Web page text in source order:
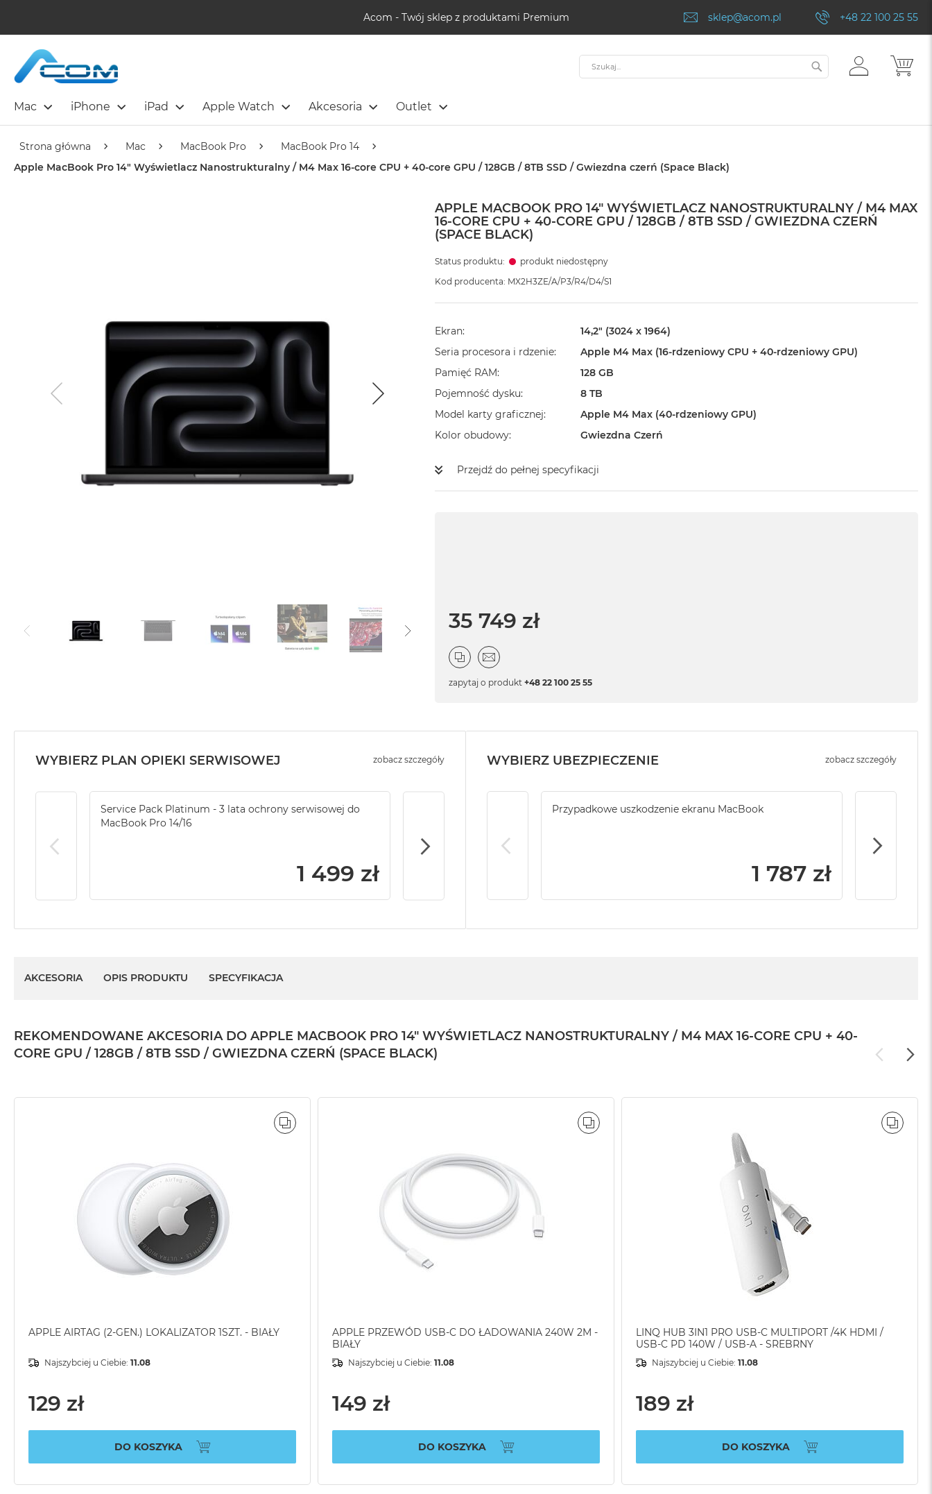
Acom - Twój sklep z produktami Premium sklep@acom.pl +48 22 100 25 55
Mac iPhone iPad Apple Watch Akcesoria Outlet
ZALOGUJ
SIĘ
Szukaj SZUKAJ
Strona główna Mac MacBook Pro
MacBook Pro 14
Apple MacBook Pro 14" Wyświetlacz Nanostrukturalny / M4 Max 16-core CPU + 40-core GPU / 128GB / 8TB SSD / Gwiezdna czerń (Space Black)
APPLE MACBOOK PRO 14" WYŚWIETLACZ NANOSTRUKTURALNY / M4 MAX
16-CORE CPU + 40-CORE GPU / 128GB / 8TB SSD / GWIEZDNA CZERŃ
(SPACE BLACK)
Status produktu:
produkt niedostępny
Kod producenta: MX2H3ZE/A/P3/R4/D4/S1
Ekran
14,2" (3024 x 1964)
Seria procesora i rdzenie
Apple M4 Max (16-rdzeniowy CPU + 40-rdzeniowy GPU)
Pamięć RAM
128 GB
Pojemność dysku
8 TB
Model karty graficznej
Apple M4 Max (40-rdzeniowy GPU)
Kolor obudowy
Gwiezdna Czerń
Przejdź do pełnej specyfikacji
35 749 zł
zapytaj o produkt +48 22 100 25 55
WYBIERZ PLAN OPIEKI SERWISOWEJ
Service Pack Platinum - 3 lata ochrony serwisowej do
MacBook Pro 14/16
1 499 zł
Service Pack Platinum PRO - 4 lata ochrony serwisowej
zobacz szczegóły WYBIERZ UBEZPIECZENIE
Przypadkowe uszkodzenie ekranu MacBook
1 787 zł
zobacz szczegóły
AKCESORIA OPIS PRODUKTU SPECYFIKACJA
REKOMENDOWANE AKCESORIA DO APPLE MACBOOK PRO 14" WYŚWIETLACZ NANOSTRUKTURALNY / M4 MAX 16-CORE CPU + 40-
CORE GPU / 128GB / 8TB SSD / GWIEZDNA CZERŃ (SPACE BLACK)
APPLE AIRTAG (2-GEN.) LOKALIZATOR 1SZT. - BIAŁY
Najszybciej u Ciebie: 11.08
129 zł
DO KOSZYKA
PORÓWNAJ
APPLE PRZEWÓD USB-C DO ŁADOWANIA 240W 2M -
BIAŁY
Najszybciej u Ciebie: 11.08
149 zł
DO KOSZYKA
PORÓWNAJ
LINQ HUB 3IN1 PRO USB-C MULTIPORT /4K HDMI /
USB-C PD 140W / USB-A - SREBRNY
Najszybciej u Ciebie: 11.08
189 zł
DO KOSZYKA